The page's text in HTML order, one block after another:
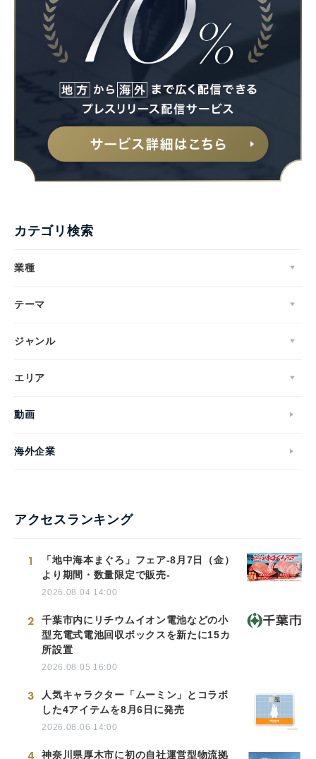
カテゴリ検索
業種
テーマ
ジャンル
エリア
動画
海外企業
アクセスランキング
1
「地中海本まぐろ」フェア-8月7日（金）
より期間・数量限定で販売-
2026.08.04 14:00
2
千葉市内にリチウムイオン電池などの小
型充電式電池回収ボックスを新たに15カ
所設置
2026.08.05 16:00
3
人気キャラクター「ムーミン」とコラボ
した4アイテムを8月6日に発売
2026.08.06 14:00
4 神奈川県厚木市に初の自社運営型物流拠